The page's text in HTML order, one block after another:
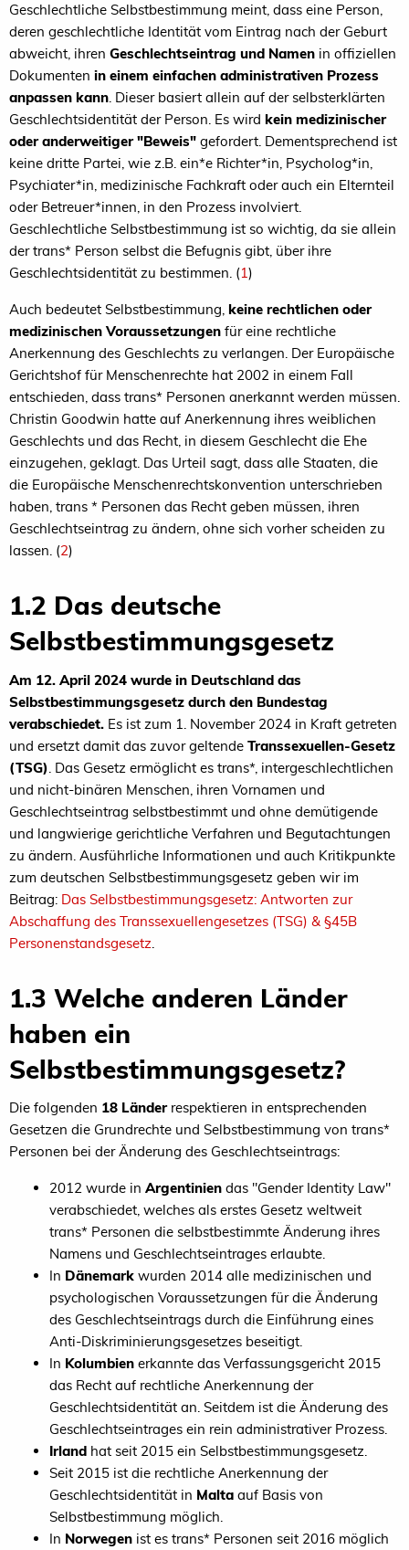
Geschlechtliche Selbstbestimmung meint, dass eine Person,
deren geschlechtliche Identität vom Eintrag nach der Geburt
abweicht, ihren Geschlechtseintrag und Namen in offiziellen
Dokumenten in einem einfachen administrativen Prozess
anpassen kann. Dieser basiert allein auf der selbsterklärten
Geschlechtsidentität der Person. Es wird kein medizinischer
oder anderweitiger "Beweis" gefordert. Dementsprechend ist
keine dritte Partei, wie z.B. ein*e Richter*in, Psycholog*in,
Psychiater*in, medizinische Fachkraft oder auch ein Elternteil
oder Betreuer*innen, in den Prozess involviert.
Geschlechtliche Selbstbestimmung ist so wichtig, da sie allein
der trans* Person selbst die Befugnis gibt, über ihre
Geschlechtsidentität zu bestimmen. (1)
Auch bedeutet Selbstbestimmung, keine rechtlichen oder
medizinischen Voraussetzungen für eine rechtliche
Anerkennung des Geschlechts zu verlangen. Der Europäische
Gerichtshof für Menschenrechte hat 2002 in einem Fall
entschieden, dass trans* Personen anerkannt werden müssen.
Christin Goodwin hatte auf Anerkennung ihres weiblichen
Geschlechts und das Recht, in diesem Geschlecht die Ehe
einzugehen, geklagt. Das Urteil sagt, dass alle Staaten, die
die Europäische Menschenrechtskonvention unterschrieben
haben, trans * Personen das Recht geben müssen, ihren
Geschlechtseintrag zu ändern, ohne sich vorher scheiden zu
lassen. (2)
1.2 Das deutsche
Selbstbestimmungsgesetz
Am 12. April 2024 wurde in Deutschland das
Selbstbestimmungsgesetz durch den Bundestag
verabschiedet. Es ist zum 1. November 2024 in Kraft getreten
und ersetzt damit das zuvor geltende Transsexuellen-Gesetz
(TSG) . Das Gesetz ermöglicht es trans*, intergeschlechtlichen
und nicht-binären Menschen, ihren Vornamen und
Geschlechtseintrag selbstbestimmt und ohne demütigende
und langwierige gerichtliche Verfahren und Begutachtungen
zu ändern. Ausführliche Informationen und auch Kritikpunkte
zum deutschen Selbstbestimmungsgesetz geben wir im
Beitrag: Das Selbstbestimmungsgesetz: Antworten zur
Abschaffung des Transsexuellengesetzes (TSG) & §45B
Personenstandsgesetz
1.3 Welche anderen Länder
haben ein
Selbstbestimmungsgesetz?
Die folgenden 18 Länderrespektieren in entsprechenden
Gesetzen die Grundrechte und Selbstbestimmung von trans*
Personen bei der Änderung des Geschlechtseintrags:
2012 wurde in Argentinien das "Gender Identity Law"
verabschiedet, welches als erstes Gesetz weltweit
trans* Personen die selbstbestimmte Änderung ihres
Namens und Geschlechtseintrages erlaubte.
In Dänemark wurden 2014 alle medizinischen und
psychologischen Voraussetzungen für die Änderung
des Geschlechtseintrags durch die Einführung eines
Anti-Diskriminierungsgesetzes beseitigt.
In Kolumbien erkannte das Verfassungsgericht 2015
das Recht auf rechtliche Anerkennung der
Geschlechtsidentität an. Seitdem ist die Änderung des
Geschlechtseintrages ein rein administrativer Prozess.
Irland hat seit 2015 ein Selbstbestimmungsgesetz.
Seit 2015 ist die rechtliche Anerkennung der
Geschlechtsidentität in Malta auf Basis von
Selbstbestimmung möglich.
In Norwegen ist es trans* Personen seit 2016 möglich